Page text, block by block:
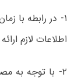
۱- در رابطه با
اطلاعات لازم
۲- با توجه به